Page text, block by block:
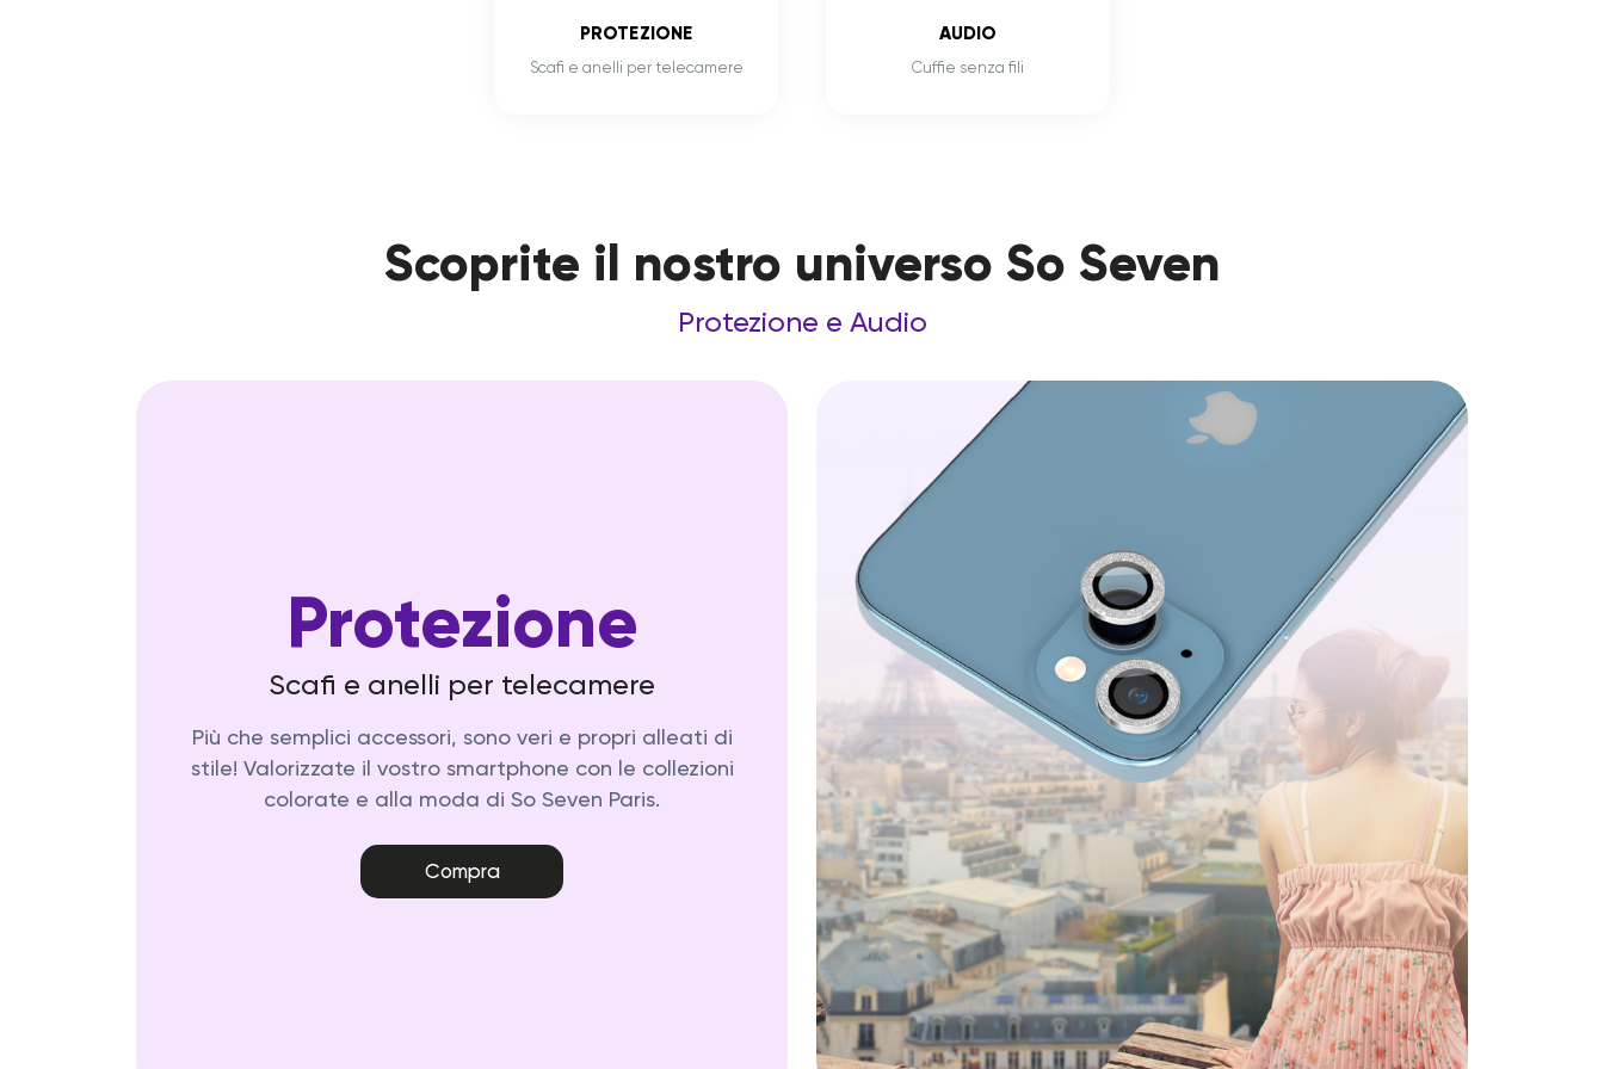
PROTEZIONE
Scafi e anelli per telecamere
AUDIO
Cuffie senza fili
Scoprite il nostro universo So Seven
Protezione e Audio
Protezione
Scafi e anelli per telecamere
Più che semplici accessori, sono veri e propri alleati di
stile! Valorizzate il vostro smartphone con le collezioni
colorate e alla moda di So Seven Paris.
Compra